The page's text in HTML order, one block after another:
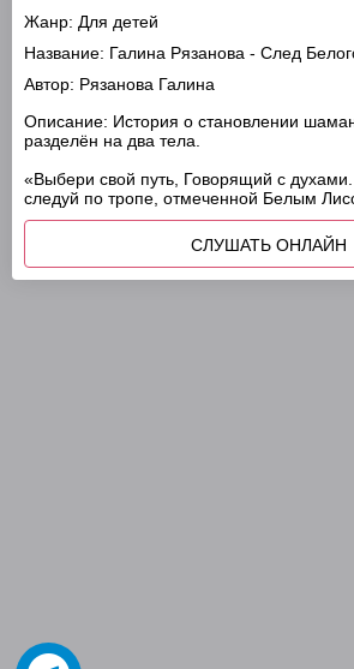
Жанр: Для детей
Название: Галина Рязанова - След
Автор: Рязанова Галина
Описание: История о становлении
разделён на два тела.
«Выбери свой путь, Говорящий с
следуй по тропе, отмеченной Белым
СЛУШАТЬ ОНЛАЙН